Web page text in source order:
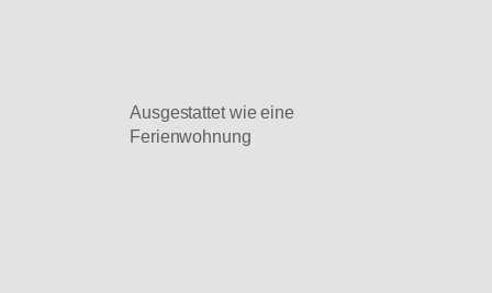
Ausgestattet wie eine
Ferienwohnung